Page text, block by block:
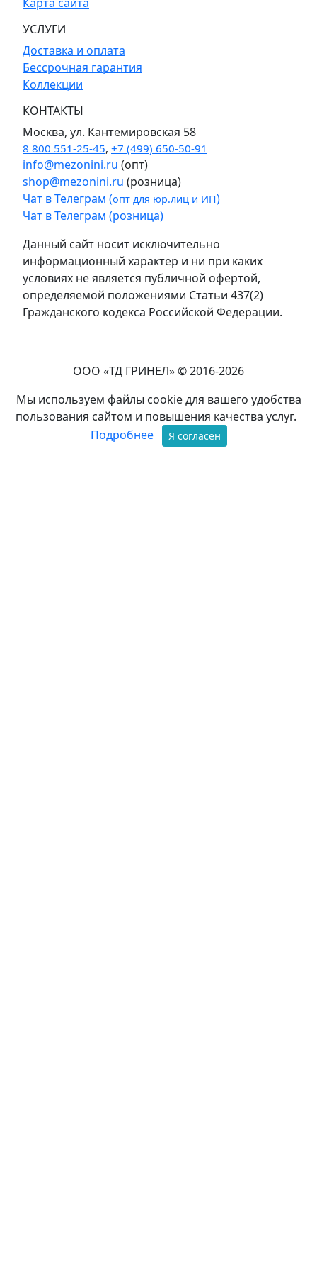
УСЛУГИ
Доставка и оплата
Бессрочная гарантия
Коллекции
КОНТАКТЫ
Москва, ул. Кантемировская 58
8 800 551-25-45, +7 (499) 650-50-91
info@mezonini.ru (опт)
shop@mezonini.ru (розница)
Чат в Телеграм (опт для юр.лиц и ИП)
Чат в Телеграм (розница)
Данный сайт носит исключительно
информационный характер и ни при каких
условиях не является публичной офертой,
определяемой положениями Статьи 437(2)
Гражданского кодекса Российской Федерации.
ООО «ТД ГРИНЕЛ» © 2016-2026
Мы используем файлы cookie для вашего удобства
пользования сайтом и повышения качества услуг.
Подробнее
Я согласен